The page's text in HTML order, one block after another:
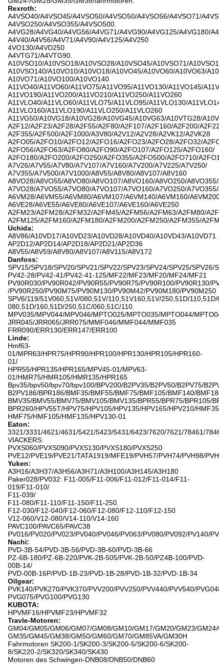
Rexroth:
A4VSO40/A4VSO45/A4VSO50/A4VSO50/A4VSO56/A4VSO71/
A4VSO250/A4VSO355/A4VSO500.
A4VG28/A4VG40/A4VG56/A4VG71/A4VG90/A4VG125/A4VG180/
A4V40/A4V56/A4V71/A4V90/A4V125/A4V250
4VO130/A4VD250
A4VTG71/A4VTG90.
A10VSO10/A10VSO18/A10VSO28/A10VSO45/A10VSO71/
A10VSO140/A10VO10/A10VO18/A10VO45/A10VO60/A10VO63/
A10VO71/A10VO100/A10VO140
A11VO40/A11VO60/A11VO75/A11VO95/A11VO130/A11VO145/
A11VO190/A11VO200/A11VO210/A11VO250/A11VO260
A11VLO40/A11VLO60/A11VLO75/A11VLO95/A11VLO130/
A11VLO160/A11VLO190/A11VLO250/A11VLO260
A11VG50/A10VG18/A10VG28/A10VG45/A10VG63/A10VTG28/
A2F12/A2F23/A2F28/A2F55/A2F80/A2F107/A2F160/A2F200/
A2F355/A2F500/A2F1000/A3V80/A2V12/A2V28/A2VK12/A2VK28
A2FO05/A2FO10/A2FO12/A2FO16/A2FO23/A2FO28/A2FO32/
A2FO56/A2FO63/A2FO80/A2FO90/A2FO107/A2FO125/A2FO160/
A2FO180/A2FO200/A2FO250/A2FO355/A2FO500/A2FO710/
A7V26/A7V55/A7V80/A7V107/A7V160/A7V200/A7V225/A7V250/
A7V355/A7V500/A7V1000/A8V55/A8V80/A8V107/A8V160
A8VO28/A8VO55/A8VO80/A8VO107/A8VO160/A8VO250/
A7VO28/A7VO55/A7VO80/A7VO107/A7VO160/A7VO250/
A6VM28/A6VM55/A6VM80/A6VM107/A6VM140/A6VM160/
A6VE28/A6VE55/A6VE80/A6VE107/A6VE160/A6VE250
A2FM23/A2FM28/A2FM32/A2FM45/A2FM56/A2FM63/A2FM80/
A2FM125/A2FM160/A2FM180/A2FM200/A2FM250/A2FM355/
Uchida:
A8V86/A10VD17/A10VD23/A10VD28/A10VD40/A10VD43/A10VD71
AP2D12/AP2D14/AP2D18/AP2D21/AP2D36
A8V55/A8V59/A8V80/A8V107/A8V115/A8V172
Danfoss:
SPV15/SPV18/SPV20/SPV21/SPV22/SPV23/SPV24/SPV25/SPV26/
PV42-28/PV42-41/PV42-41-125/MF22/MF23/MF20/MF24/MF21
PV90R030/PV90R042/PV90R55/PV90R75/PV90R100/PV90R130/
/PV90R250/PV90M75/PV90M130/PV90M42/PV90M180/PV90M250
SPV6/119/51V060,51V/080,51V/110,51V160,51V/250,51D/
080,51D/160,51D/250,51C/060,51C/110.
MPV035/MPV044/MPV046/MPTO025/MPTO035/MPTO044/
JRR045/JRR065/JRR075/MMF046/MMF044/MMF035
FRR090/ERR130/ERR147/ERR100
Linde:
Hmf63-
01/MPR63/HPR75/HPR90/HPR100/HPR130/HPR105/HPR160-
01/
HPR55/HPR135/HPR165/MPV45-01/MPV63-
01/HMR75/HMR105/HMR135/HPR165
Bpv35/bpv50/bpv70/bpv100/BPV200/B2PV35/B2PV50/B2PV75/
B2PV186/BPR186/BMF35/BMF55/BMF75/BMF105/BMF140/
BMV35/BMV55/BMV75/BMV105/BMV135/BPR55/BPR75/BPR105/
BPR260/HPV55T/HPV75/HPV105/HPV135/HPV165/HPV210/
HMF75/HMF105/HMF135/HPV130-01
Eaton:
3321/3331/4621/4631/5421/5423/5431/6423/7620/7621/78461/
VIACKERS:
PVXS060/PVXS090/PVXS130/PVXS180/PVXS250
PVE12/PVE19/PVE21/TATA1919/MFE19/PVH57/PVH74/PVH98/
Yuken:
A3H16/A3H37/A3H56/A3H71/A3H100/A3H145/A3H180
Paker028/PV032: F11-005/F11-006/F11-012/F11-014/F11-
019/F11-010/
F11-039/
F11-080/F11-110/F11-150/F11-250.
F12-030/F12-040/F12-060/F12-080/F12-110/F12-150
V12-060/V12-080/V14-110/V14-160
PAVC100/PAVC65/PAVC38
PV016/PV020/PV023/PV040/PV046/PV063/PV080/PV092/PV140/
Nachi:
PVD-3B-54/PVD-3B-56/PVD-3B-60/PVD-3B-66
PZ-6B-180/PZ-6B-220/PVK-2B-505/PVK-2B-50/PZ4B-100/PVD-
00B-14/
PVD-00B-16P/PVD-1B-23/PVD-1B-28/PVD-1B-32/PVD-1B-34
Oilgear:
PVK140/PVK270/PVK370/PVV200/PVV250/PVV440/PVV540/
PVG075/PVG100/PVG130
KUBOTA:
HPVMF16/HPVMF23/HPVMF32
Travle-Motoren:
GM04/GM05/GM06/GM07/GM08/GM10/GM17/GM20/GM23/
GM35/GM45/GM38/GM50/GM60/GM70/GM85VA/GM30H
Fahrmotoren SK200-1/SK200-3/SK200-5/SK200-6/SK200-
8/SK220-2/SK320/SK340/SK430
Motoren des Schwingen-DNB08/DNB50/DNB60